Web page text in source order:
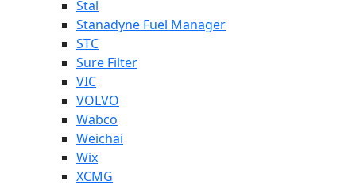
Stal
Stanadyne Fuel Manager
STC
Sure Filter
VIC
VOLVO
Wabco
Weichai
Wix
XCMG